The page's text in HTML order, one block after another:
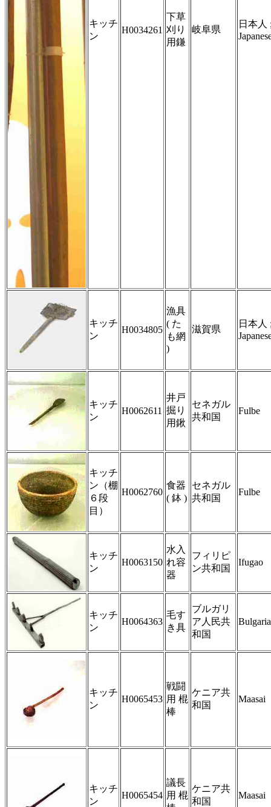
キッチ
ン
H0034261
下草
刈り
用鎌
岐阜県
日本人
キッチ
ン
H0034805
漁具
( た
も網
)
滋賀県
日本人
キッチ
ン
H0062611
井戸
掘り
用鍬
セネガル
共和国
Fulbe
キッチ
ン（棚
６段
目）
H0062760
食器
( 鉢 )
セネガル
共和国
Fulbe
キッチ
ン
H0063150
水入
れ容
器
フィリピ
ン共和国
Ifugao
キッチ
ン
H0064363
毛す
き具
ブルガリ
ア人民共
和国
Bulgaria
キッチ
ン
H0065453
戦闘
用 棍
棒
ケニア共
和国
Maasai
キッチ
ン
H0065454
議長
用 棍
ケニア共
和国
Maasai